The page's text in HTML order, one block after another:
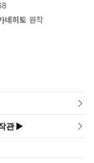
네히토원작
관 ▶